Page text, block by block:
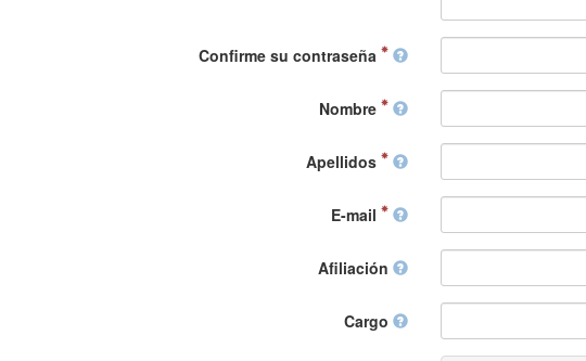
Confirme su contraseña
Nombre
Apellidos
E-mail
Afiliación
Cargo